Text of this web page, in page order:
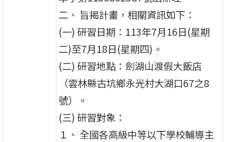
二、 旨揭計畫，相關資訊如下：
(一) 研習日期：113年7月16日(星期
二)至7月18日(星期四)。
(二) 研習地點：劍湖山渡假大飯店
（雲林縣古坑鄉永光村大湖口67之8
號）。
(三) 研習對象：
１、 全國各高級中等以下學校輔導主